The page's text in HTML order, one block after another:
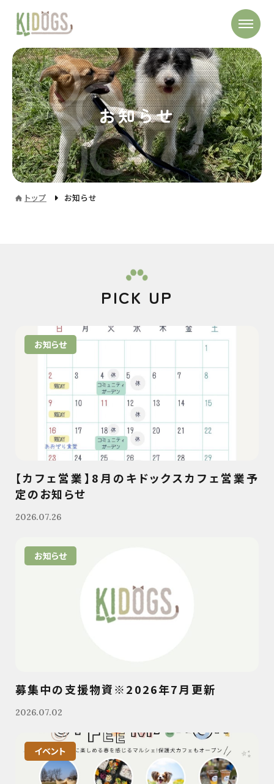
お知らせ
トップ お知らせ
PICK UP
お知らせ
【カフェ営業】8月のキドックスカフェ営業予
定のお知らせ
2026.07.26
お知らせ
募集中の支援物資※2026年7月更新
2026.07.02
イベント